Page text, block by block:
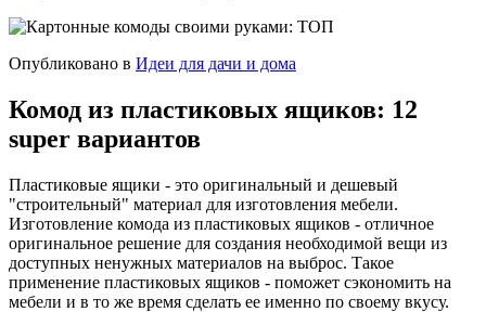
Опубликовано в Идеи для дачи и дома
Комод из пластиковых ящиков: 12
super вариантов
Пластиковые ящики - это оригинальный и дешевый
"строительный" материал для изготовления мебели.
Изготовление комода из пластиковых ящиков - отличное
оригинальное решение для создания необходимой вещи из
доступных ненужных материалов на выброс. Такое
применение пластиковых ящиков - поможет сэкономить на
мебели и в то же время сделать ее именно по своему вкусу.